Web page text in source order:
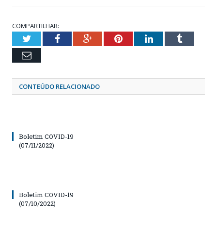
COMPARTILHAR:
TwitterFacebookGoogle+PinterestLinkedInTumblr
Email
CONTEÚDO RELACIONADO
Boletim COVID-19
(07/11/2022)
Boletim COVID-19
(07/10/2022)